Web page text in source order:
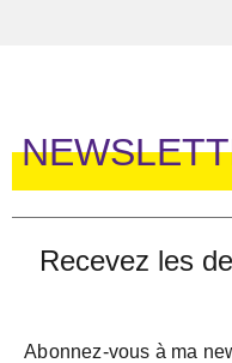
Recevez les
Abonnez-vous à ma